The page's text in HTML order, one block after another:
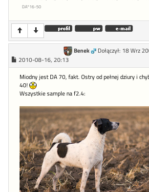
DA*16-50
Benek
Dołączył: 18 Wrz
2010-08-16, 20:13
Miodny jest DA 70, fakt. Ostry od pełnej dziury i
40!
Wszystkie sample na f2.4: